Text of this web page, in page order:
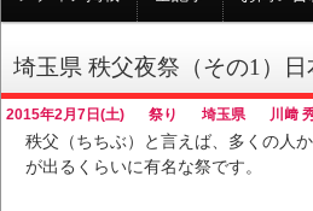
動
埼玉県 秩父夜祭（その1）
2015年2月7日(土) 祭り 埼玉県 川﨑
秩父（ちちぶ）と言えば、多くの人
が出るくらいに有名な祭です。